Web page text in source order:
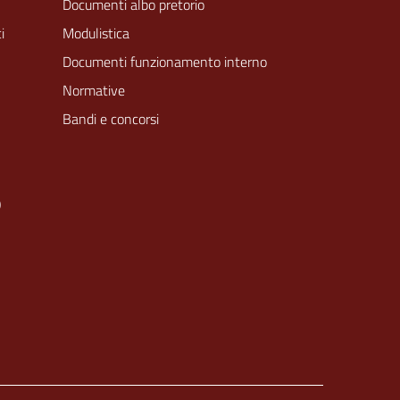
Documenti albo pretorio
Modulistica
Documenti funzionamento interno
Normative
Bandi e concorsi